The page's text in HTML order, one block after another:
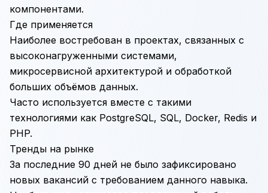
компонентами.
Где применяется
Наиболее востребован в проектах, связанных с
высоконагруженными системами,
микросервисной архитектурой и обработкой
больших объёмов данных.
Часто используется вместе с такими
технологиями как PostgreSQL, SQL, Docker, Redis и
PHP.
Тренды на рынке
За последние 90 дней не было зафиксировано
новых вакансий с требованием данного навыка.